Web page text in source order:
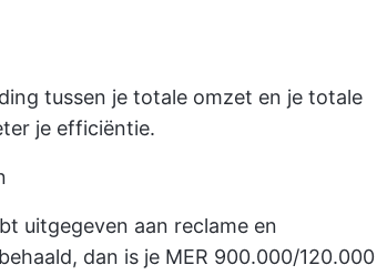
tussen je totale omzet en je totale
je efficiëntie.
uitgegeven aan reclame en
dan is je MER 900.000/120.000